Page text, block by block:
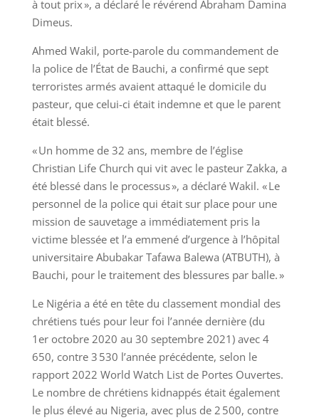
à tout prix », a déclaré le révérend Abraham Damina
Dimeus.
Ahmed Wakil, porte-parole du commandement de
la police de l’État de Bauchi, a confirmé que sept
terroristes armés avaient attaqué le domicile du
pasteur, que celui-ci était indemne et que le parent
était blessé.
« Un homme de 32 ans, membre de l’église
Christian Life Church qui vit avec le pasteur Zakka, a
été blessé dans le processus », a déclaré Wakil. « Le
personnel de la police qui était sur place pour une
mission de sauvetage a immédiatement pris la
victime blessée et l’a emmené d’urgence à l’hôpital
universitaire Abubakar Tafawa Balewa (ATBUTH), à
Bauchi, pour le traitement des blessures par balle. »
Le Nigéria a été en tête du classement mondial des
chrétiens tués pour leur foi l’année dernière (du
1er octobre 2020 au 30 septembre 2021) avec 4
650, contre 3 530 l’année précédente, selon le
rapport 2022 World Watch List de Portes Ouvertes.
Le nombre de chrétiens kidnappés était également
le plus élevé au Nigeria, avec plus de 2 500, contre